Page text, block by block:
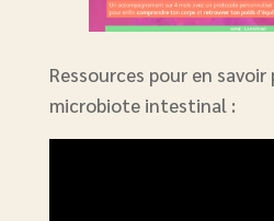
Ressources pour en savoir
microbiote intestinal :